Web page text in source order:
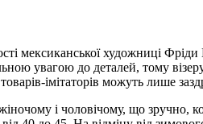
мексиканської художниці
увагою до деталей, тому
імітаторів можуть лише
і чоловічому, що зручно,